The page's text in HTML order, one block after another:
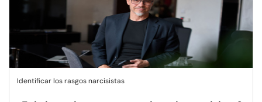
Identificar los rasgos narcisistas